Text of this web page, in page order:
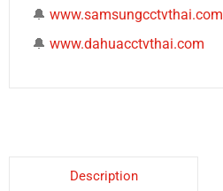
🔔 www.samsungcctvthai.com
🔔 www.dahuacctvthai.com
Description